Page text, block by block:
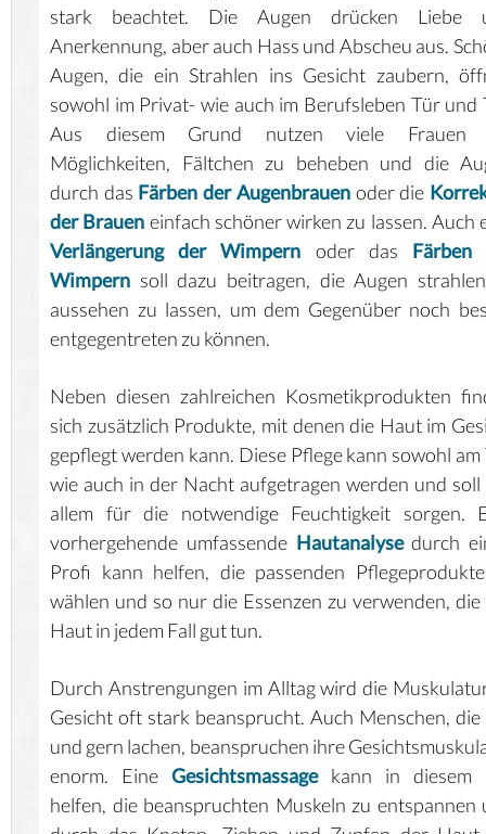
stark beachtet. Die Augen drücken Liebe
Anerkennung, aber auch Hass und Abscheu aus.
Augen, die ein Strahlen ins Gesicht zaubern,
sowohl im Privat- wie auch im Berufsleben Tür und
Aus diesem Grund nutzen viele Frauen
Möglichkeiten, Fältchen zu beheben und die
durch das Färben der Augenbrauenoder die
der Brauen einfach schöner wirken zu lassen. Auch
Verlängerung der Wimpern oder das Färben
Wimpern soll dazu beitragen, die Augen
aussehen zu lassen, um dem Gegenüber noch
entgegentreten zu können.
Neben diesen zahlreichen Kosmetikprodukten
sich zusätzlich Produkte, mit denen die Haut im
gepflegt werden kann. Diese Pflege kann sowohl am
wie auch in der Nacht aufgetragen werden und
allem für die notwendige Feuchtigkeit sorgen.
vorhergehende umfassende Hautanalysedurch
Profi kann helfen, die passenden
wählen und so nur die Essenzen zu verwenden,
Haut in jedem Fall gut tun.
Durch Anstrengungen im Alltag wird die
Gesicht oft stark beansprucht. Auch Menschen, die
und gern lachen, beanspruchen ihre
enorm. Eine Gesichtsmassagekann in diesem
helfen, die beanspruchten Muskeln zu entspannen